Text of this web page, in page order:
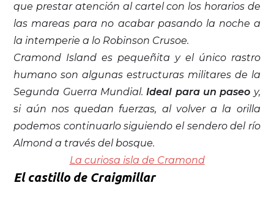
que prestar atención al cartel con los horarios de
las mareas para no acabar pasando la noche a
la intemperie a lo Robinson Crusoe.
Cramond Island es pequeñita y el único rastro
humano son algunas estructuras militares de la
Segunda Guerra Mundial.Ideal para un paseo y,
si aún nos quedan fuerzas, al volver a la orilla
podemos continuarlo siguiendo el sendero del río
Almond a través del bosque.
La curiosa isla de Cramond
El castillo de Craigmillar